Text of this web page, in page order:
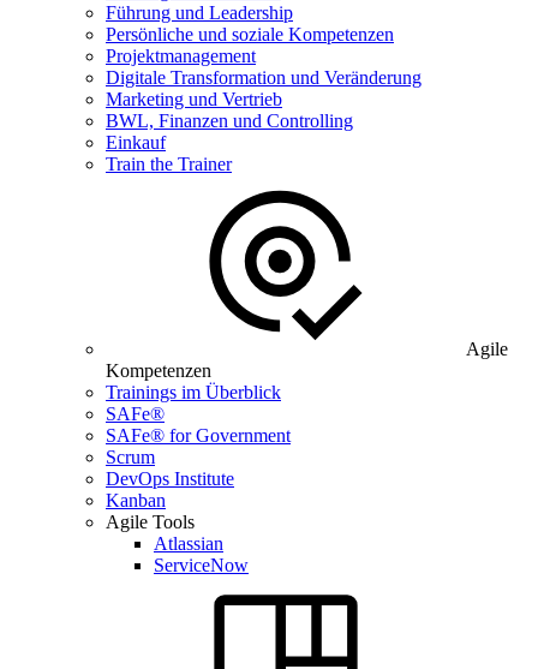
Führung und Leadership
Persönliche und soziale Kompetenzen
Projektmanagement
Digitale Transformation und Veränderung
Marketing und Vertrieb
BWL, Finanzen und Controlling
Einkauf
Train the Trainer
Agile
Kompetenzen
Trainings im Überblick
SAFe®
SAFe® for Government
Scrum
DevOps Institute
Kanban
Agile Tools
Atlassian
ServiceNow